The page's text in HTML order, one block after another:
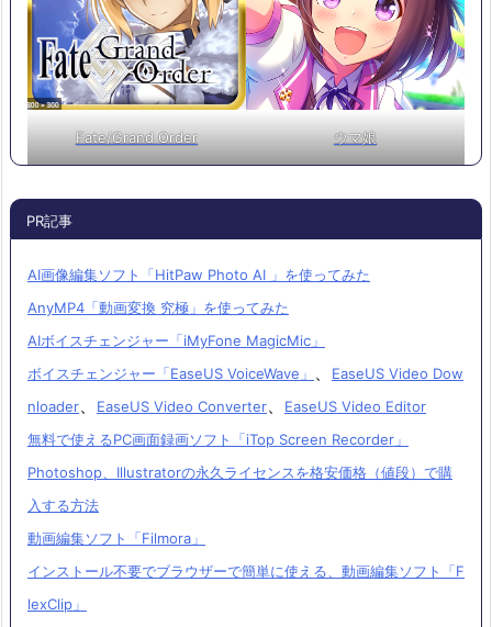
Fate/Grand Order ウマ娘
PR記事
AI画像編集ソフト「HitPaw Photo AI 」を使ってみた
AnyMP4「動画変換 究極」を使ってみた
AIボイスチェンジャー「iMyFone MagicMic」
ボイスチェンジャー「EaseUS VoiceWave」 、
EaseUS Video Dow
nloader、 EaseUS Video Converter、
EaseUS Video Editor
無料で使えるPC画面録画ソフト「iTop Screen Recorder」
Photoshop、Illustratorの永久ライセンスを格安価格（値段）で購
入する方法
動画編集ソフト「Filmora」
インストール不要でブラウザーで簡単に使える、動画編集ソフト「F
lexClip」